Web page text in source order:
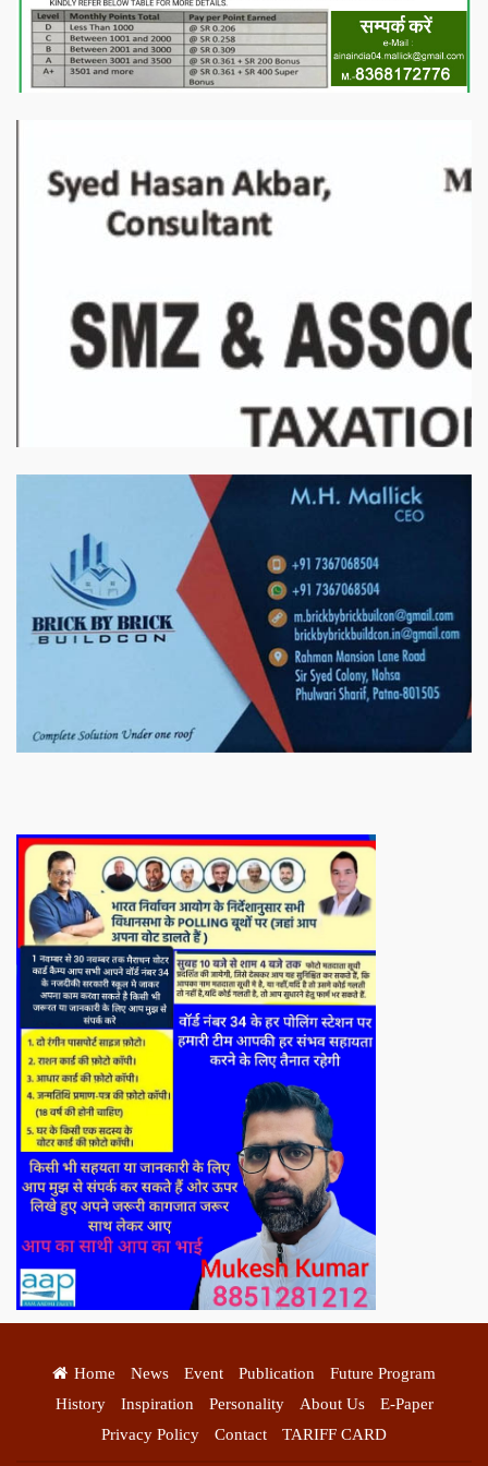
बिरादराने मिलात – अतिना वेलफ़ेयर फाउंडेशन, बेरोजगार महिलाओं के लिए बेहतर
स्वयं रोजगार के एक बेहतर अवसर प्रदान करने जा रहा है जिसके लिये महिलाओं
को प्रशिक्षित कर उन्हें स्वयं रोजगार सम्मुख बनाया जा सके। ताकि उन्हें अपनी
आजीविका के लिए अपना घर छोड़ना न पड़े। निवेदक – अतिना वेलफेयर
फाउंडेशन – बिहारशरीफ रहबर यूनिट।
Home News Event Publication
Future Program
History
Inspiration Personality About Us
E-Paper
Privacy Policy
Contact TARIFF CARD